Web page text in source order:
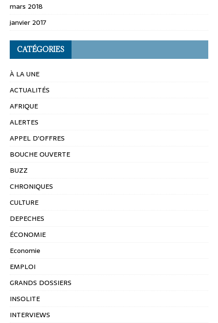
mars 2018
janvier 2017
CATÉGORIES
À LA UNE
ACTUALITÉS
AFRIQUE
ALERTES
APPEL D'OFFRES
BOUCHE OUVERTE
BUZZ
CHRONIQUES
CULTURE
DEPECHES
ÉCONOMIE
Economie
EMPLOI
GRANDS DOSSIERS
INSOLITE
INTERVIEWS